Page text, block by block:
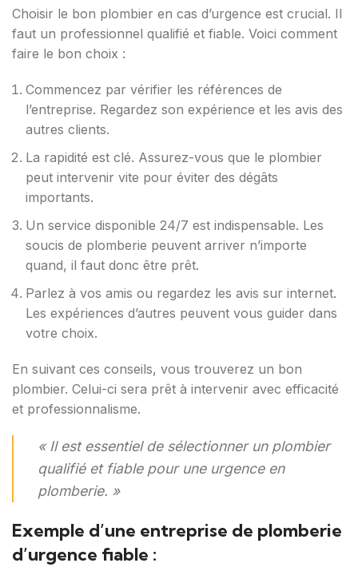
Choisir le bon plombier en cas d’urgence est crucial. Il
faut un professionnel qualifié et fiable. Voici comment
faire le bon choix :
Commencez par vérifier les références de
l’entreprise. Regardez son expérience et les avis des
autres clients.
La rapidité est clé. Assurez-vous que le plombier
peut intervenir vite pour éviter des dégâts
importants.
Un service disponible 24/7 est indispensable. Les
soucis de plomberie peuvent arriver n’importe
quand, il faut donc être prêt.
Parlez à vos amis ou regardez les avis sur internet.
Les expériences d’autres peuvent vous guider dans
votre choix.
En suivant ces conseils, vous trouverez un bon
plombier. Celui-ci sera prêt à intervenir avec efficacité
et professionnalisme.
« Il est essentiel de sélectionner un plombier
qualifié et fiable pour une urgence en
plomberie. »
Exemple d’une entreprise de plomberie
d’urgence fiable :